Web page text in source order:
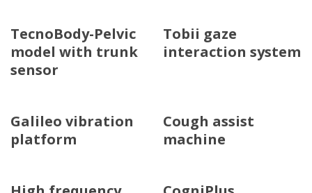
TecnoBody-Pelvic
model with trunk
sensor
Tobii gaze
interaction system
Galileo vibration
platform
Cough assist
machine